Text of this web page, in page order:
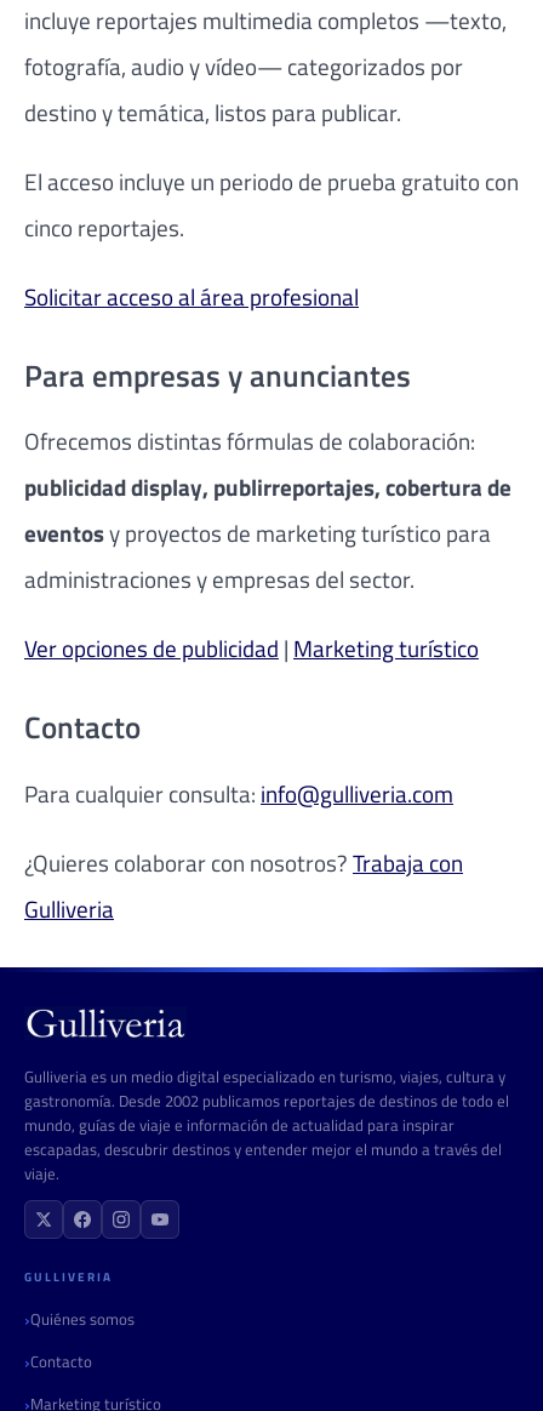
incluye reportajes multimedia completos —texto,
fotografía, audio y vídeo— categorizados por
destino y temática, listos para publicar.
El acceso incluye un periodo de prueba gratuito con
cinco reportajes.
Solicitar acceso al área profesional
Para empresas y anunciantes
Ofrecemos distintas fórmulas de colaboración:
publicidad display, publirreportajes, cobertura de
eventosy proyectos de marketing turístico para
administraciones y empresas del sector.
Ver opciones de publicidad | Marketing turístico
Contacto
Para cualquier consulta: info@gulliveria.com
¿Quieres colaborar con nosotros?Trabaja con
Gulliveria
Gulliveria es un medio digital especializado en turismo, viajes, cultura y
gastronomía. Desde 2002 publicamos reportajes de destinos de todo el
mundo, guías de viaje e información de actualidad para inspirar
escapadas, descubrir destinos y entender mejor el mundo a través del
viaje.
GULLIVERIA
Quiénes somos
Contacto
Marketing turístico